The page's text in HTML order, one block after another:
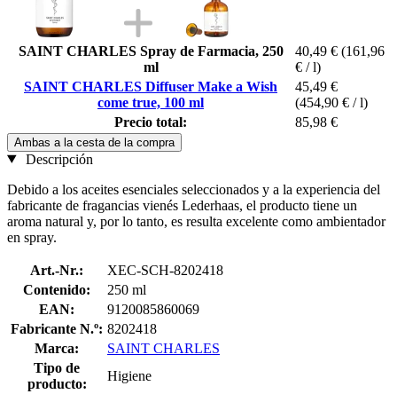
SAINT CHARLES Spray de Farmacia, 250
ml
40,49 € (161,96
€ / l)
SAINT CHARLES Diffuser Make a Wish
come true, 100 ml
45,49 €
(454,90 € / l)
Precio total:
85,98 €
Ambas a la cesta de la compra
Descripción
Debido a los aceites esenciales seleccionados y a la experiencia del
fabricante de fragancias vienés Lederhaas, el producto tiene un
aroma natural y, por lo tanto, es resulta excelente como ambientador
en spray.
Art.-Nr.:
XEC-SCH-8202418
Contenido:
250 ml
EAN:
9120085860069
Fabricante N.º: 8202418
Marca:
SAINT CHARLES
Tipo de
producto:
Higiene